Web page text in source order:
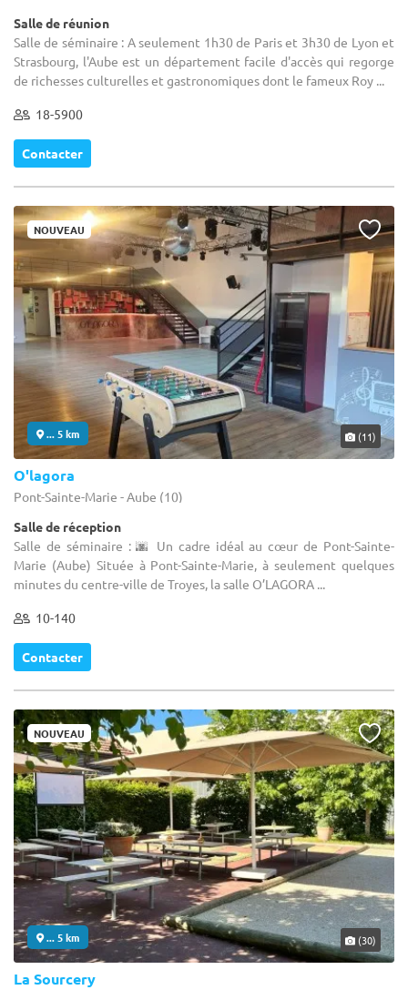
Salle de réunion
Salle de séminaire : A seulement 1h30 de Paris et 3h30 de Lyon et
Strasbourg, l'Aube est un département facile d'accès qui regorge
de richesses culturelles et gastronomiques dont le fameux Roy ...
18-5900
Contacter
NOUVEAU
... 5 km (11)
O'lagora
Pont-Sainte-Marie - Aube (10)
Salle de réception
Salle de séminaire : 🌆 Un cadre idéal au cœur de Pont-Sainte-
Marie (Aube) Située à Pont-Sainte-Marie, à seulement quelques
minutes du centre-ville de Troyes, la salle O’LAGORA ...
10-140
Contacter
NOUVEAU
... 5 km (30)
La Sourcery